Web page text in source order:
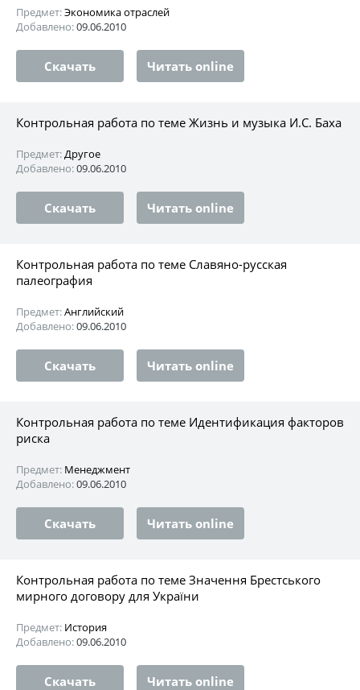
Предмет:Экономика отраслей
Добавлено:09.06.2010
Скачать Читать online
Контрольная работа по теме Жизнь и музыка И.С. Баха
Предмет:Другое
Добавлено:09.06.2010
Скачать Читать online
Контрольная работа по теме Славяно-русская
палеография
Предмет:Английский
Добавлено:09.06.2010
Скачать Читать online
Контрольная работа по теме Идентификация факторов
риска
Предмет: Менеджмент
Добавлено:09.06.2010
Скачать Читать online
Контрольная работа по теме Значення Брестського
мирного договору для України
Предмет: История
Добавлено:09.06.2010
Скачать Читать online